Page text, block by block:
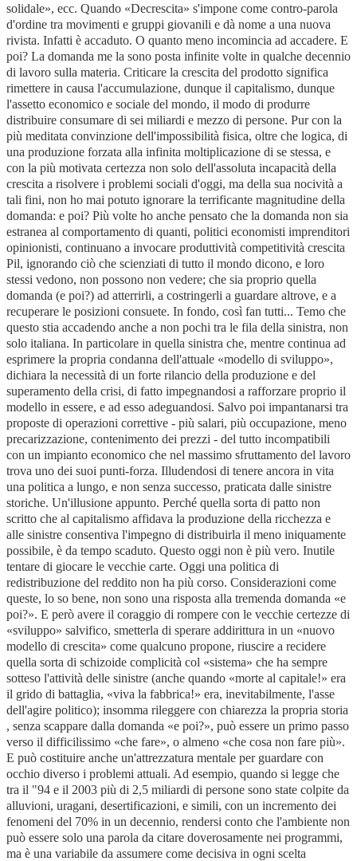
solidale», ecc. Quando «Decrescita» s'impone come contro-parola
d'ordine tra movimenti e gruppi giovanili e dà nome a una nuova
rivista. Infatti è accaduto. O quanto meno incomincia ad accadere. E
poi? La domanda me la sono posta infinite volte in qualche decennio
di lavoro sulla materia. Criticare la crescita del prodotto significa
rimettere in causa l'accumulazione, dunque il capitalismo, dunque
l'assetto economico e sociale del mondo, il modo di produrre
distribuire consumare di sei miliardi e mezzo di persone. Pur con la
più meditata convinzione dell'impossibilità fisica, oltre che logica, di
una produzione forzata alla infinita moltiplicazione di se stessa, e
con la più motivata certezza non solo dell'assoluta incapacità della
crescita a risolvere i problemi sociali d'oggi, ma della sua nocività a
tali fini, non ho mai potuto ignorare la terrificante magnitudine della
domanda: e poi? Più volte ho anche pensato che la domanda non sia
estranea al comportamento di quanti, politici economisti imprenditori
opinionisti, continuano a invocare produttività competitività crescita
Pil, ignorando ciò che scienziati di tutto il mondo dicono, e loro
stessi vedono, non possono non vedere; che sia proprio quella
domanda (e poi?) ad atterrirli, a costringerli a guardare altrove, e a
recuperare le posizioni consuete. In fondo, così fan tutti... Temo che
questo stia accadendo anche a non pochi tra le fila della sinistra, non
solo italiana. In particolare in quella sinistra che, mentre continua ad
esprimere la propria condanna dell'attuale «modello di sviluppo»,
dichiara la necessità di un forte rilancio della produzione e del
superamento della crisi, di fatto impegnandosi a rafforzare proprio il
modello in essere, e ad esso adeguandosi. Salvo poi impantanarsi tra
proposte di operazioni correttive - più salari, più occupazione, meno
precarizzazione, contenimento dei prezzi - del tutto incompatibili
con un impianto economico che nel massimo sfruttamento del lavoro
trova uno dei suoi punti-forza. Illudendosi di tenere ancora in vita
una politica a lungo, e non senza successo, praticata dalle sinistre
storiche. Un'illusione appunto. Perché quella sorta di patto non
scritto che al capitalismo affidava la produzione della ricchezza e
alle sinistre consentiva l'impegno di distribuirla il meno iniquamente
possibile, è da tempo scaduto. Questo oggi non è più vero. Inutile
tentare di giocare le vecchie carte. Oggi una politica di
redistribuzione del reddito non ha più corso. Considerazioni come
queste, lo so bene, non sono una risposta alla tremenda domanda «e
poi?». E però avere il coraggio di rompere con le vecchie certezze di
«sviluppo» salvifico, smetterla di sperare addirittura in un «nuovo
modello di crescita» come qualcuno propone, riuscire a recidere
quella sorta di schizoide complicità col «sistema» che ha sempre
sotteso l'attività delle sinistre (anche quando «morte al capitale!» era
il grido di battaglia, «viva la fabbrica!» era, inevitabilmente, l'asse
dell'agire politico); insomma rileggere con chiarezza la propria storia
, senza scappare dalla domanda «e poi?», può essere un primo passo
verso il difficilissimo «che fare», o almeno «che cosa non fare più».
E può costituire anche un'attrezzatura mentale per guardare con
occhio diverso i problemi attuali. Ad esempio, quando si legge che
tra il "94 e il 2003 più di 2,5 miliardi di persone sono state colpite da
alluvioni, uragani, desertificazioni, e simili, con un incremento dei
fenomeni del 70% in un decennio, rendersi conto che l'ambiente non
può essere solo una parola da citare doverosamente nei programmi,
ma è una variabile da assumere come decisiva in ogni scelta